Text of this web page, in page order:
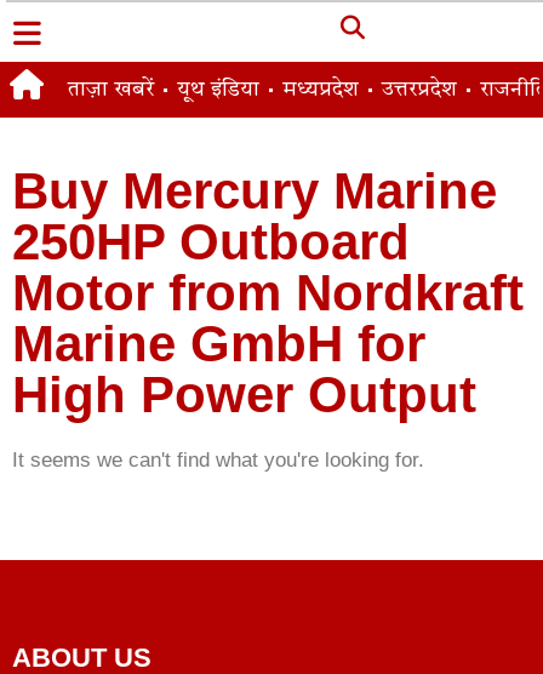
ताज़ा खबरें यूथ इंडिया मध्यप्रदेश उत्तरप्रदेश
Buy Mercury Marine
250HP Outboard
Motor from Nordkraft
Marine GmbH for
High Power Output
It seems we can't find what you're looking for.
ABOUT US